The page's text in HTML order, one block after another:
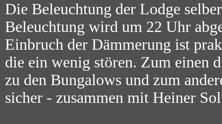
Die Beleuchtung der Lodge
Beleuchtung wird um 22 Uhr
Einbruch der Dämmerung ist
die ein wenig stören. Zum einen
zu den Bungalows und zum
sicher - zusammen mit Heiner